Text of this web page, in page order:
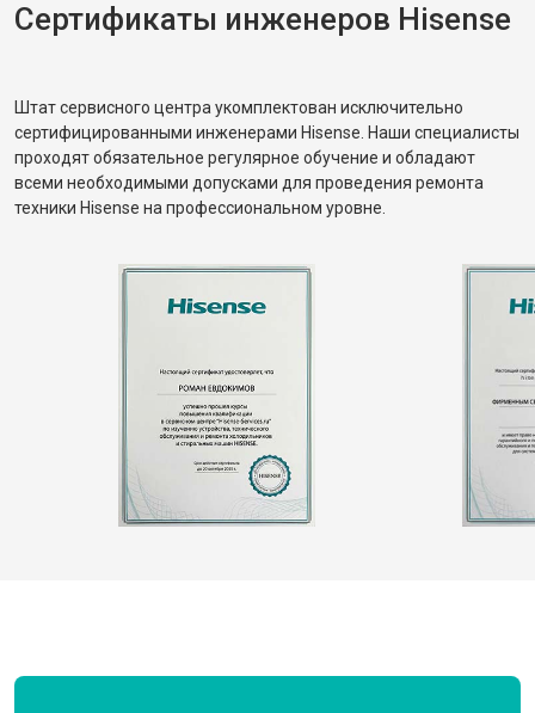
Сертификаты инженеров Hisense
Штат сервисного центра укомплектован исключительно
сертифицированными инженерами Hisense. Наши специалисты
проходят обязательное регулярное обучение и обладают
всеми необходимыми допусками для проведения ремонта
техники Hisense на профессиональном уровне.